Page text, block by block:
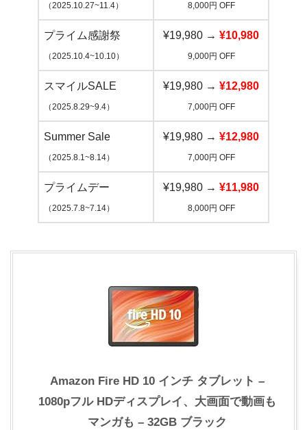
（2025.10.27~11.4） 8,000円 OFF
プライム感謝祭
（2025.10.4~10.10）
¥19,980 → ¥10,980
9,000円 OFF
スマイルSALE
（2025.8.29~9.4）
¥19,980 → ¥12,980
7,000円 OFF
Summer Sale
（2025.8.1~8.14）
¥19,980 → ¥12,980
7,000円 OFF
プライムデー
（2025.7.8~7.14）
¥19,980 → ¥11,980
8,000円 OFF
Amazon Fire HD 10 インチ タブレット –
1080pフル HDディスプレイ、大画面で動画も
マンガも – 32GB ブラック